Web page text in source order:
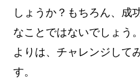
しょうか？もちろん、成
なことではないでしょう
よりは、チャレンジして
す。